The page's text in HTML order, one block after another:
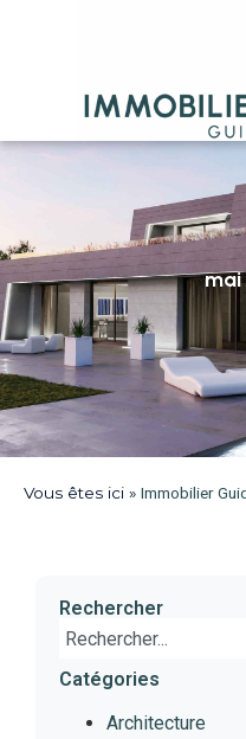
mai
Vous êtes ici » Immobilier
Rechercher
Catégories
Architecture